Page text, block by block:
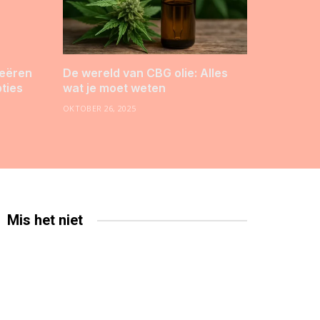
De wereld van CBG olie: Alles
wat je moet weten
OKTOBER 26, 2025
Mis het niet